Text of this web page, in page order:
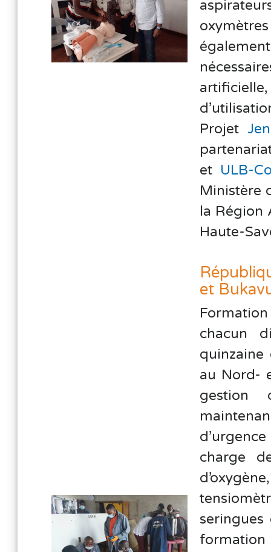
Projet
et ULB-
Ministère
la Région
Haute-
et
chacun
quinzaine
au Nord-
gestion
charge